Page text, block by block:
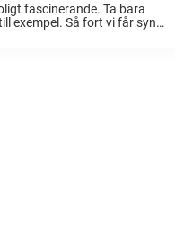
fascinerande. Ta bara
exempel. Så fort vi får syn